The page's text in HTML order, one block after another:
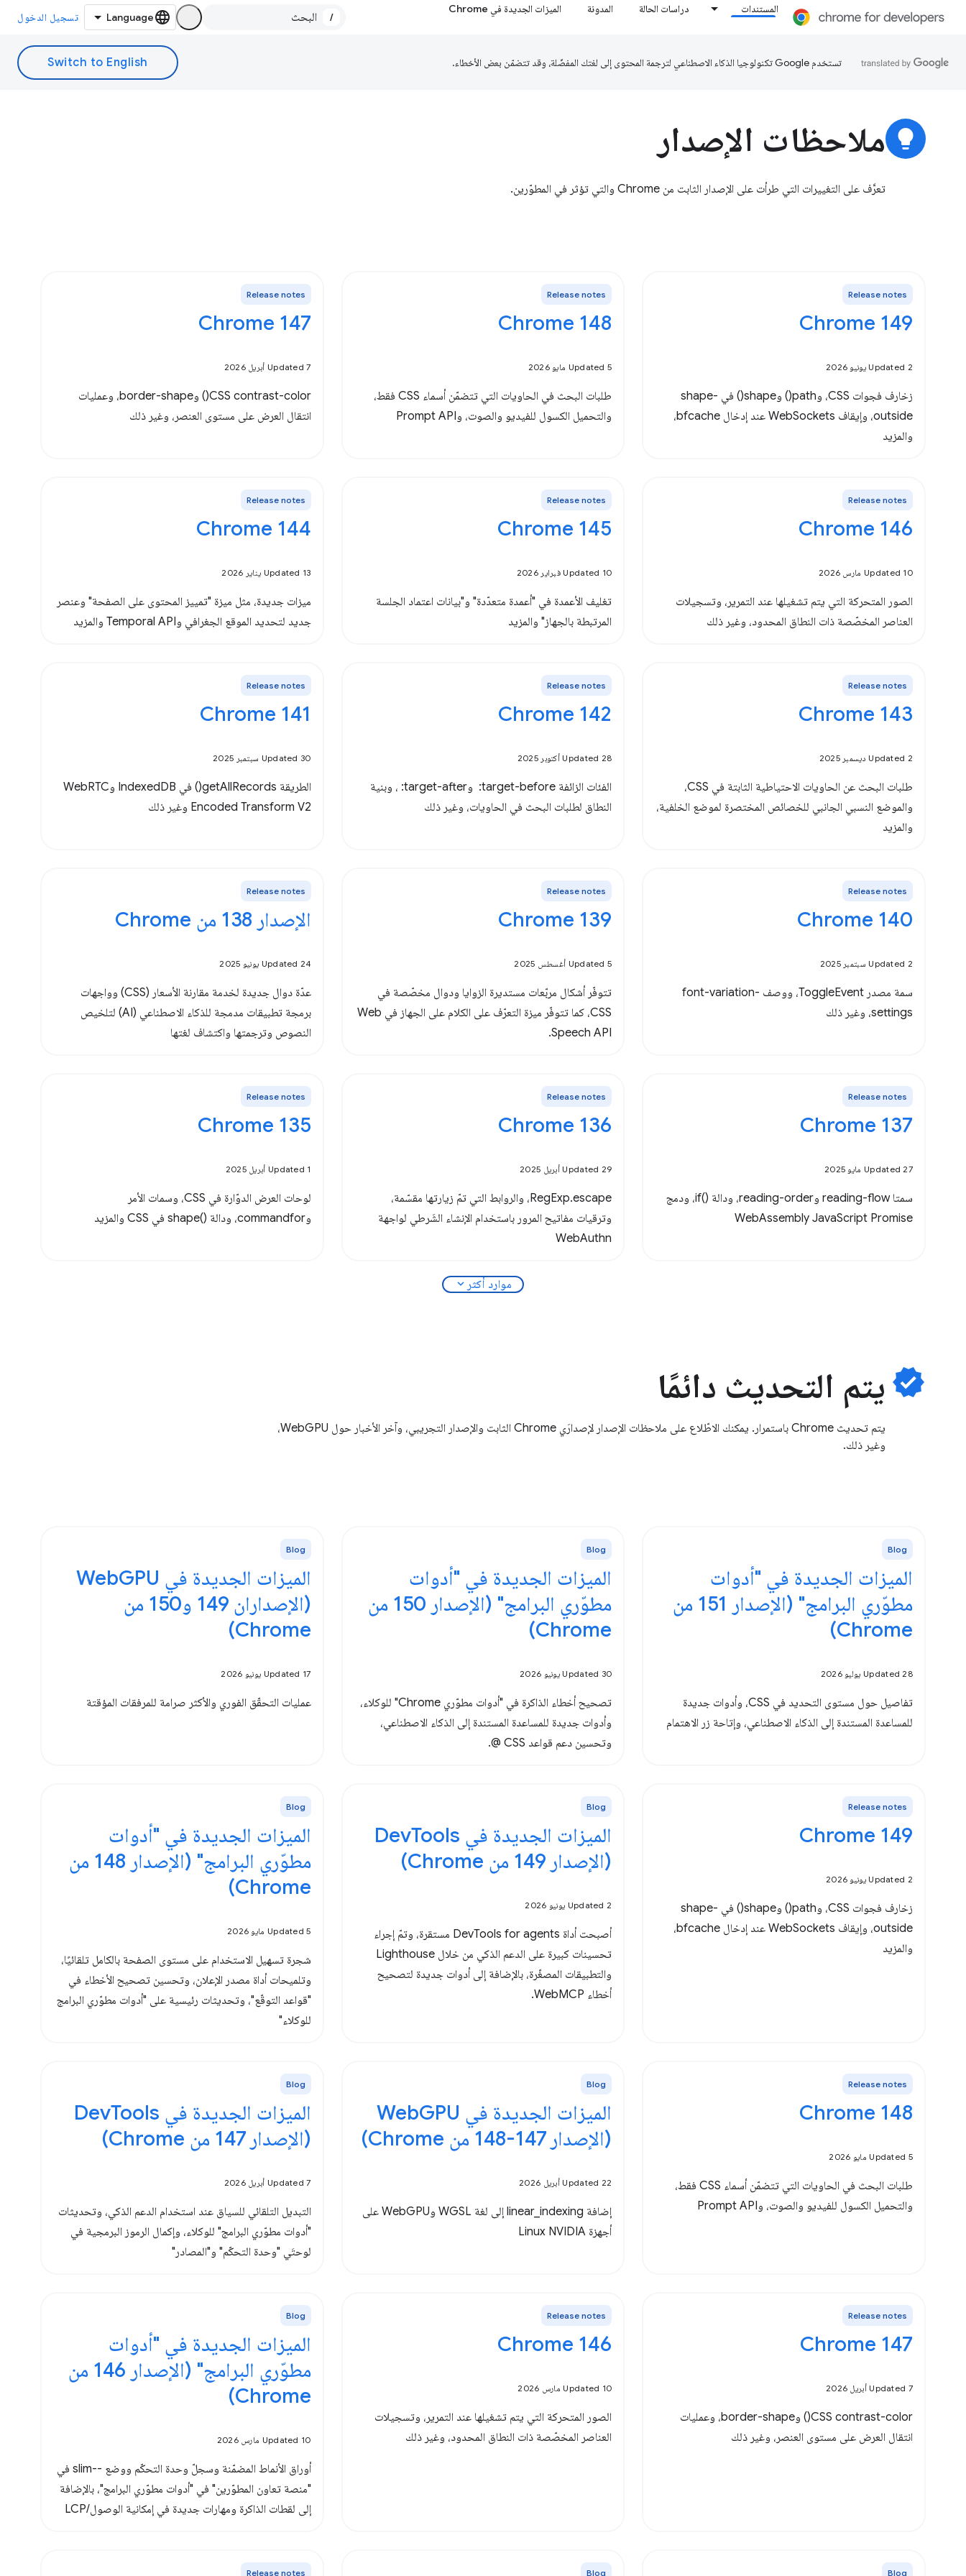
المستندات دراسات الحالة المدونة الميزات الجديدة في Chrome
/ تسجيل الدخول
تستخدم Google تكنولوجيا الذكاء الاصطناعي لترجمة المحتوى إلى لغتك المفضّلة، وقد تتضمّن بعض الأخطاء.
lightbulb ملاحظات الإصدار
تعرَّف على التغييرات التي طرأت على الإصدار الثابت من Chrome والتي تؤثر في المطوّرين.
Release notes
Chrome 149
Updated 2 يونيو 2026
زخارف فجوات CSS، وpath() وshape() في shape-
outside، وإيقاف WebSockets عند إدخال bfcache،
والمزيد
Release notes
‫Chrome 148
Updated 5 مايو 2026
طلبات البحث في الحاويات التي تتضمّن أسماء CSS فقط،
والتحميل الكسول للفيديو والصوت، وPrompt API
Release notes
Chrome 147
Updated 7 أبريل 2026
‫CSS contrast-color() وborder-shape، وعمليات
انتقال العرض على مستوى العنصر، وغير ذلك
Release notes
‫Chrome 146
Updated 10 مارس 2026
الصور المتحركة التي يتم تشغيلها عند التمرير، وتسجيلات
العناصر المخصّصة ذات النطاق المحدود، وغير ذلك
Release notes
Chrome 145
Updated 10 فبراير 2026
تغليف الأعمدة في "أعمدة متعدّدة" و"بيانات اعتماد الجلسة
المرتبطة بالجهاز" والمزيد
Release notes
Chrome 144
Updated 13 يناير 2026
ميزات جديدة، مثل ميزة "تمييز المحتوى على الصفحة" وعنصر
جديد لتحديد الموقع الجغرافي وTemporal API والمزيد
Release notes
Chrome 143
Updated 2 ديسمبر 2025
طلبات البحث عن الحاويات الاحتياطية الثابتة في CSS،
والموضع النسبي الجانبي للخصائص المختصرة لموضع الخلفية،
والمزيد
Release notes
Chrome 142
Updated 28 أكتوبر 2025
الفئات الزائفة ‎ :target-before و‎ :target-after، وبنية
النطاق لطلبات البحث في الحاويات، وغير ذلك
Release notes
Chrome 141
Updated 30 سبتمبر 2025
الطريقة getAllRecords() في IndexedDB وWebRTC
Encoded Transform V2 وغير ذلك
Release notes
Chrome 140
Updated 2 سبتمبر 2025
سمة مصدر ToggleEvent، ووصف font-variation-
settings، وغير ذلك
Release notes
‫Chrome 139
Updated 5 أغسطس 2025
تتوفّر أشكال مربّعات مستديرة الزوايا ودوال مخصّصة في
CSS، كما تتوفّر ميزة التعرّف على الكلام على الجهاز في Web
Speech API.
Release notes
الإصدار 138 من Chrome
Updated 24 يونيو 2025
عدّة دوال جديدة لخدمة مقارنة الأسعار (CSS) وواجهات
برمجة تطبيقات مدمجة للذكاء الاصطناعي (AI) لتلخيص
النصوص وترجمتها واكتشاف لغتها
Release notes
Chrome 137
Updated 27 مايو 2025
سمتا reading-flow وreading-order، ودالة if()‎، ودمج
WebAssembly JavaScript Promise
Release notes
Chrome 136
Updated 29 أبريل 2025
RegExp.escape، والروابط التي تمّ زيارتها مقسّمة،
وترقيات مفاتيح المرور باستخدام الإنشاء الشَرطي لواجهة
WebAuthn
Release notes
Chrome 135
Updated 1 أبريل 2025
لوحات العرض الدوّارة في CSS، وسمات الأمر
وcommandfor، ودالة shape()‎ في CSS والمزيد
موارد أكثر expand_more
verified يتم التحديث دائمًا
يتم تحديث Chrome باستمرار. يمكنك الاطّلاع على ملاحظات الإصدار لإصدارَي Chrome الثابت والإصدار التجريبي، وآخر الأخبار حول WebGPU،
وغير ذلك.
Blog
الميزات الجديدة في "أدوات
مطوّري البرامج" (الإصدار 151 من
Chrome)
Updated 28 يوليو 2026
تفاصيل حول مستوى التحديد في CSS، وأدوات جديدة
للمساعدة المستندة إلى الذكاء الاصطناعي، وإتاحة زر الاهتمام
Blog
الميزات الجديدة في "أدوات
مطوّري البرامج" (الإصدار 150 من
Chrome)
Updated 30 يونيو 2026
تصحيح أخطاء الذاكرة في "أدوات مطوّري Chrome" للوكلاء،
وأدوات جديدة للمساعدة المستندة إلى الذكاء الاصطناعي،
وتحسين دعم قواعد CSS @.
Blog
الميزات الجديدة في WebGPU
(الإصداران 149 و150 من
Chrome)
Updated 17 يونيو 2026
عمليات التحقّق الفوري والأكثر صرامة للمرفقات المؤقتة
Release notes
Chrome 149
Updated 2 يونيو 2026
زخارف فجوات CSS، وpath() وshape() في shape-
outside، وإيقاف WebSockets عند إدخال bfcache،
والمزيد
Blog
الميزات الجديدة في DevTools
(الإصدار 149 من Chrome)
Updated 2 يونيو 2026
أصبحت أداة DevTools for agents مستقرة، وتمّ إجراء
تحسينات كبيرة على الدعم الذكي من خلال Lighthouse
والتطبيقات المصغّرة، بالإضافة إلى أدوات جديدة لتصحيح
أخطاء WebMCP.
Blog
الميزات الجديدة في "أدوات
مطوّري البرامج" (الإصدار 148 من
Chrome)
Updated 5 مايو 2026
شجرة تسهيل الاستخدام على مستوى الصفحة بالكامل تلقائيًا،
وتلميحات أداة مصدر الإعلان، وتحسين تصحيح الأخطاء في
"قواعد التوقّع"، وتحديثات رئيسية على "أدوات مطوّري البرامج
للوكلاء"
Release notes
‫Chrome 148
Updated 5 مايو 2026
طلبات البحث في الحاويات التي تتضمّن أسماء CSS فقط،
والتحميل الكسول للفيديو والصوت، وPrompt API
Blog
الميزات الجديدة في WebGPU
(الإصدار 147-148 من Chrome)
Updated 22 أبريل 2026
إضافة linear_indexing إلى لغة WGSL وWebGPU على
أجهزة Linux NVIDIA
Blog
الميزات الجديدة في DevTools
(الإصدار 147 من Chrome)
Updated 7 أبريل 2026
التبديل التلقائي للسياق عند استخدام الدعم الذكي، وتحديثات
"أدوات مطوّري البرامج" للوكلاء، وإكمال الرموز البرمجية في
لوحتَي "وحدة التحكّم" و"المصادر"
Release notes
Chrome 147
Updated 7 أبريل 2026
‫CSS contrast-color() وborder-shape، وعمليات
انتقال العرض على مستوى العنصر، وغير ذلك
Release notes
‫Chrome 146
Updated 10 مارس 2026
الصور المتحركة التي يتم تشغيلها عند التمرير، وتسجيلات
العناصر المخصّصة ذات النطاق المحدود، وغير ذلك
Blog
الميزات الجديدة في "أدوات
مطوّري البرامج" (الإصدار 146 من
Chrome)
Updated 10 مارس 2026
أوراق الأنماط المضمّنة وسجلّ وحدة التحكّم ووضع --slim في
"منصة تعاون المطوّرين" في "أدوات مطوّري البرامج"، بالإضافة
إلى لقطات الذاكرة ومهارات جديدة في إمكانية الوصول/LCP
Blog
Blog
Release notes